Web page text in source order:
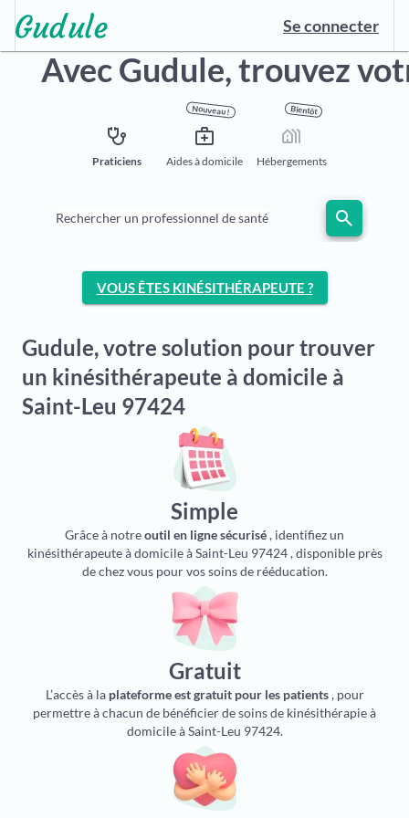
Se connecter
Avec Gudule,trouvez
stethoscope
Praticiens
Nouveau !
medical_services
Aides à domicile
Bientôt
holiday_village
Hébergements
Rechercher un professionnel de santé search
VOUS ÊTES KINÉSITHÉRAPEUTE ?
Gudule, votre solution pour trouver
un kinésithérapeute à domicile à
Saint-Leu 97424
Simple
Grâce à notreoutil en ligne sécurisé, identifiez un
kinésithérapeute à domicile à Saint-Leu 97424 , disponible près
de chez vous pour vos soins de rééducation.
Gratuit
L’accès à la plateforme est gratuit pour les patients, pour
permettre à chacun de bénéficier de soins de kinésithérapie à
domicile à Saint-Leu 97424.